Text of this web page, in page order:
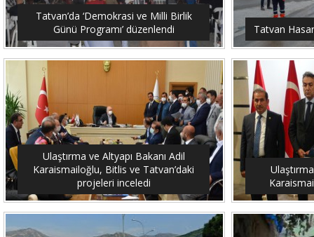
Tatvan’da ‘Demokrasi ve Milli Birlik
Günü Programı’ düzenlendi
Tatvan Hasar
Ulaştırma ve Altyapı Bakanı Adil
Karaismailoğlu, Bitlis ve Tatvan’daki
projeleri inceledi